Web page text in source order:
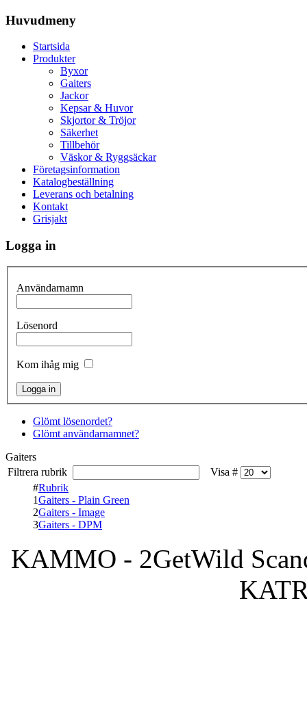
Huvudmeny
Startsida
Produkter
Byxor
Gaiters
Jackor
Kepsar & Huvor
Skjortor & Tröjor
Säkerhet
Tillbehör
Väskor & Ryggsäckar
Företagsinformation
Katalogbeställning
Leverans och betalning
Kontakt
Grisjakt
Logga in
Användarnamn
Lösenord
Kom ihåg mig
Glömt lösenordet?
Glömt användarnamnet?
Gaiters
Filtrera rubrik
Visa #
#Rubrik
1Gaiters - Plain Green
2Gaiters - Image
3Gaiters - DPM
KAMMO - 2GetWild